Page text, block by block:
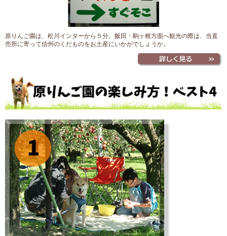
原りんご園は、松川インターから５分。飯田・駒ヶ根方面へ観光の際は、当直
売所に寄って信州のくだものをお土産にいかがでしょうか。